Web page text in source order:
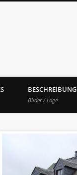
BESCHREIBUNG
Bilder / Lage